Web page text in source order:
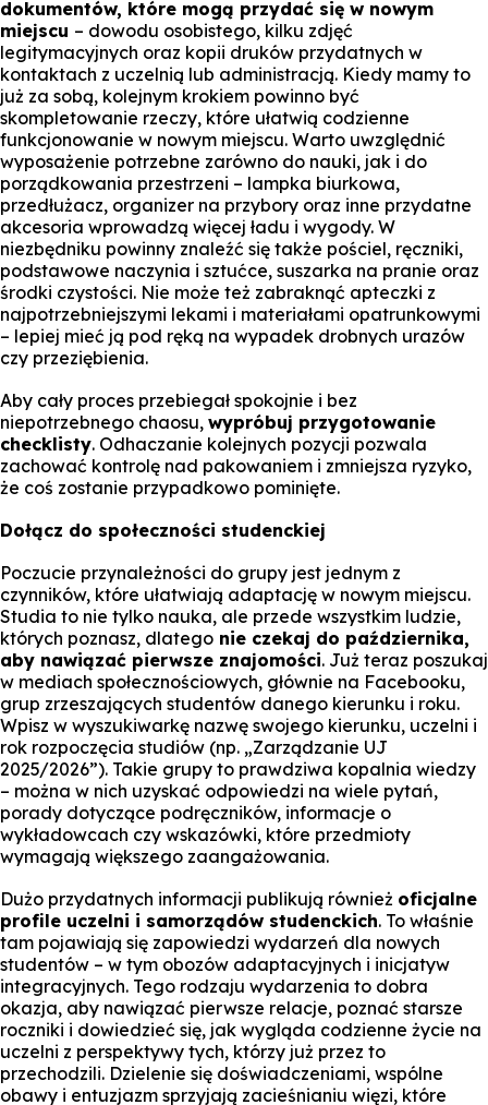
dokumentów, które mogą przydać się w nowym
miejscu – dowodu osobistego, kilku zdjęć
legitymacyjnych oraz kopii druków przydatnych w
kontaktach z uczelnią lub administracją. Kiedy mamy to
już za sobą, kolejnym krokiem powinno być
skompletowanie rzeczy, które ułatwią codzienne
funkcjonowanie w nowym miejscu. Warto uwzględnić
wyposażenie potrzebne zarówno do nauki, jak i do
porządkowania przestrzeni – lampka biurkowa,
przedłużacz, organizer na przybory oraz inne przydatne
akcesoria wprowadzą więcej ładu i wygody. W
niezbędniku powinny znaleźć się także pościel, ręczniki,
podstawowe naczynia i sztućce, suszarka na pranie oraz
środki czystości. Nie może też zabraknąć apteczki z
najpotrzebniejszymi lekami i materiałami opatrunkowymi
– lepiej mieć ją pod ręką na wypadek drobnych urazów
czy przeziębienia.
Aby cały proces przebiegał spokojnie i bez
niepotrzebnego chaosu, wypróbuj przygotowanie
checklisty. Odhaczanie kolejnych pozycji pozwala
zachować kontrolę nad pakowaniem i zmniejsza ryzyko,
że coś zostanie przypadkowo pominięte.
Dołącz do społeczności studenckiej
Poczucie przynależności do grupy jest jednym z
czynników, które ułatwiają adaptację w nowym miejscu.
Studia to nie tylko nauka, ale przede wszystkim ludzie,
których poznasz, dlatego nie czekaj do października,
aby nawiązać pierwsze znajomości. Już teraz poszukaj
w mediach społecznościowych, głównie na Facebooku,
grup zrzeszających studentów danego kierunku i roku.
Wpisz w wyszukiwarkę nazwę swojego kierunku, uczelni i
rok rozpoczęcia studiów (np. „Zarządzanie UJ
2025/2026”). Takie grupy to prawdziwa kopalnia wiedzy
– można w nich uzyskać odpowiedzi na wiele pytań,
porady dotyczące podręczników, informacje o
wykładowcach czy wskazówki, które przedmioty
wymagają większego zaangażowania.
Dużo przydatnych informacji publikują również oficjalne
profile uczelni i samorządów studenckich. To właśnie
tam pojawiają się zapowiedzi wydarzeń dla nowych
studentów – w tym obozów adaptacyjnych i inicjatyw
integracyjnych. Tego rodzaju wydarzenia to dobra
okazja, aby nawiązać pierwsze relacje, poznać starsze
roczniki i dowiedzieć się, jak wygląda codzienne życie na
uczelni z perspektywy tych, którzy już przez to
przechodzili. Dzielenie się doświadczeniami, wspólne
obawy i entuzjazm sprzyjają zacieśnianiu więzi, które